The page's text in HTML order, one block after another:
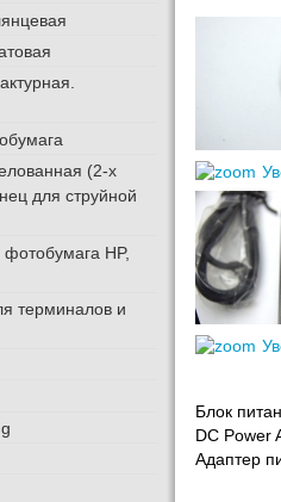
Блок
DC Power
Адаптер
(2-х
для струйной
HP,
терминалов и